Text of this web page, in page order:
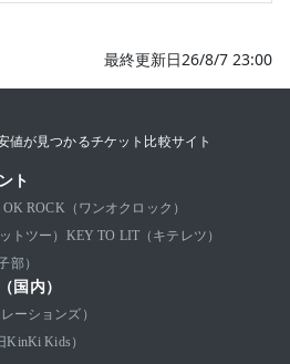
最終更新日26/8/7 23:00
値が見つかるチケット比較サイト
ト
ROCK（ワンオクロック）
トツー） KEY TO LIT（キテレツ）
部）
国内）
ーションズ）
Kids）